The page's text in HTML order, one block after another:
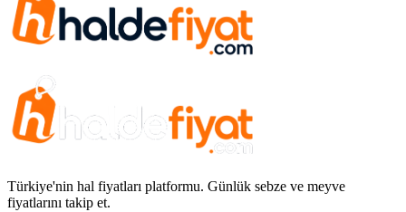
Türkiye'nin hal fiyatları platformu. Günlük sebze ve meyve
fiyatlarını takip et.